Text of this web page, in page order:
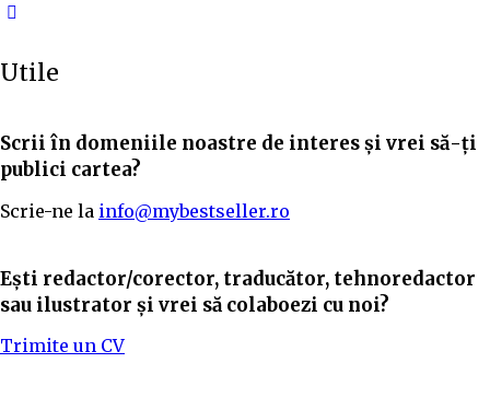
Utile
Scrii în domeniile noastre de interes și vrei să-ți
publici cartea?
Scrie-ne la info@mybestseller.ro
Ești redactor/corector, traducător, tehnoredactor
sau ilustrator și vrei să colaboezi cu noi?
Trimite un CV